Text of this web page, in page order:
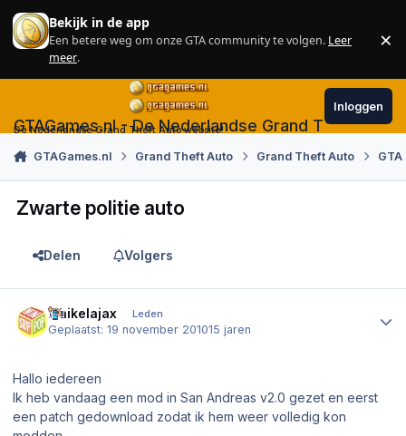
Skip to content
Bekijk in de app
Een betere weg om onze GTA community te volgen. Leer
meer.
×
GTAGames.nl - De Nederlandse Grand Theft Auto
De Nederlandse Grand Theft Auto website!
Inloggen
GTAGames.nl Grand Theft Auto Grand Theft Auto
Zwarte politie auto
Delen Volgers
maikelajax Leden
Geplaatst:19 november 201015 jaren
Hallo iedereen
Ik heb vandaag een mod in San Andreas v2.0 gezet en eerst
een patch gedownload zodat ik hem weer volledig kon